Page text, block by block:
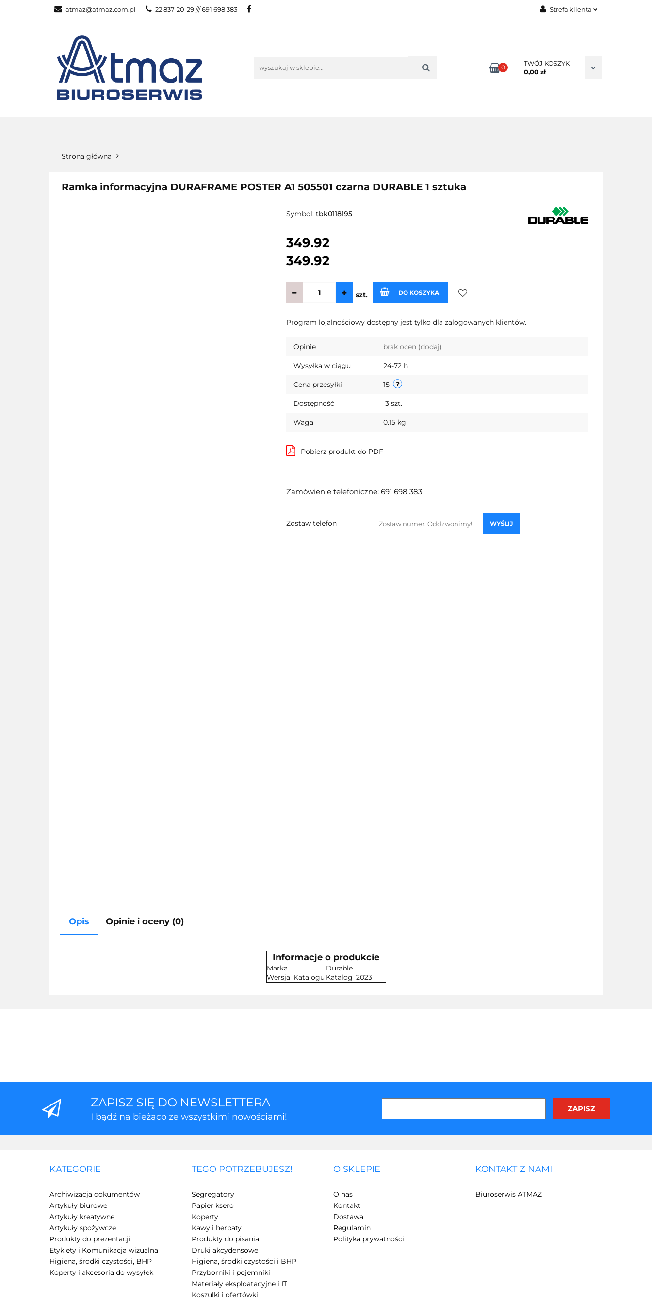
atmaz@atmaz.com.pl 22 837-20-29 /// 691 698 383 Strefa klienta
Dodaj zgłoszenie
0
TWÓJ KOSZYK
0,00 zł
Strona główna
Ramka informacyjna DURAFRAME POSTER A1 505501 czarna DURABLE 1 sztuka
Symbol: tbk0118195
349.92
349.92
szt. DO KOSZYKA
Program lojalnościowy dostępny jest tylko dla zalogowanych klientów.
Opinie brak ocen (dodaj)
Wysyłka w ciągu 24-72 h
Cena przesyłki 15
Dostępność 3 szt.
Waga 0.15 kg
Pobierz produkt do PDF
Zamówienie telefoniczne: 691 698 383
Zostaw telefon WYŚLIJ
Opis Opinie i oceny (0)
Informacje o produkcie
Marka
Durable
Wersja_Katalogu Katalog_2023
ZAPISZ SIĘ DO NEWSLETTERA
I bądź na bieżąco ze wszystkimi nowościami!
KATEGORIE
Archiwizacja dokumentów
Artykuły biurowe
Artykuły kreatywne
Artykuły spożywcze
Produkty do prezentacji
Etykiety i Komunikacja wizualna
Higiena, środki czystości, BHP
Koperty i akcesoria do wysyłek
TEGO POTRZEBUJESZ!
Segregatory
Papier ksero
Koperty
Kawy i herbaty
Produkty do pisania
Druki akcydensowe
Higiena, środki czystości i BHP
Przyborniki i pojemniki
Materiały eksploatacyjne i IT
Koszulki i ofertówki
O SKLEPIE
O nas
Kontakt
Dostawa
Regulamin
Polityka prywatności
KONTAKT Z NAMI
Biuroserwis ATMAZ